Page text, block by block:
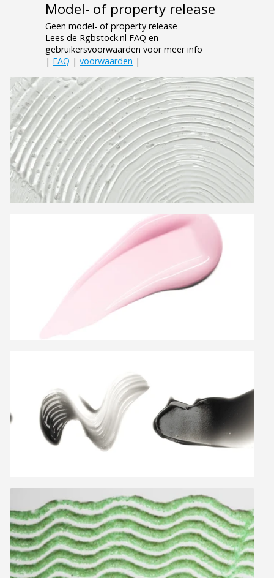
Model- of property release
Geen model- of property release
Lees de Rgbstock.nl FAQ en
gebruikersvoorwaarden voor meer info
| FAQ | voorwaarden |